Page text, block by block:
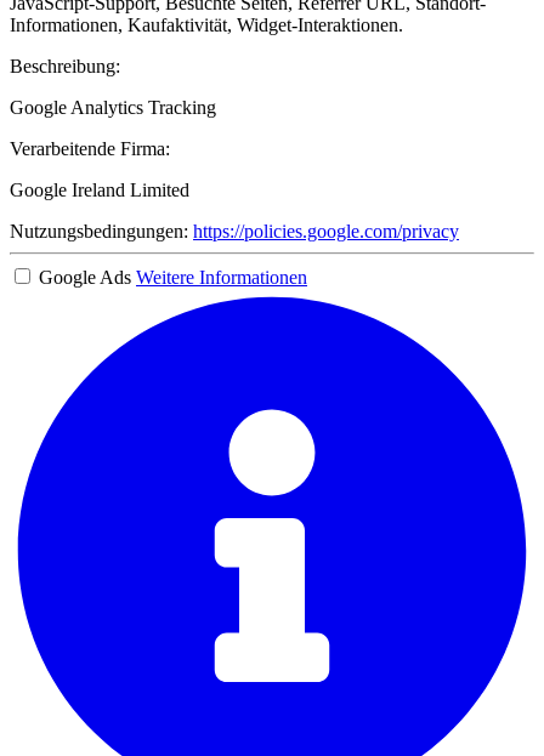
Informationen, Kaufaktivität, Widget-Interaktionen.
Beschreibung:
Google Analytics Tracking
Verarbeitende Firma:
Google Ireland Limited
Nutzungsbedingungen: https://policies.google.com/privacy
Google Ads Weitere Informationen